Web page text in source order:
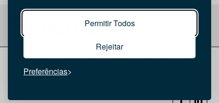
Permitir Todos
Rejeitar
Preferências
Política de privacidade